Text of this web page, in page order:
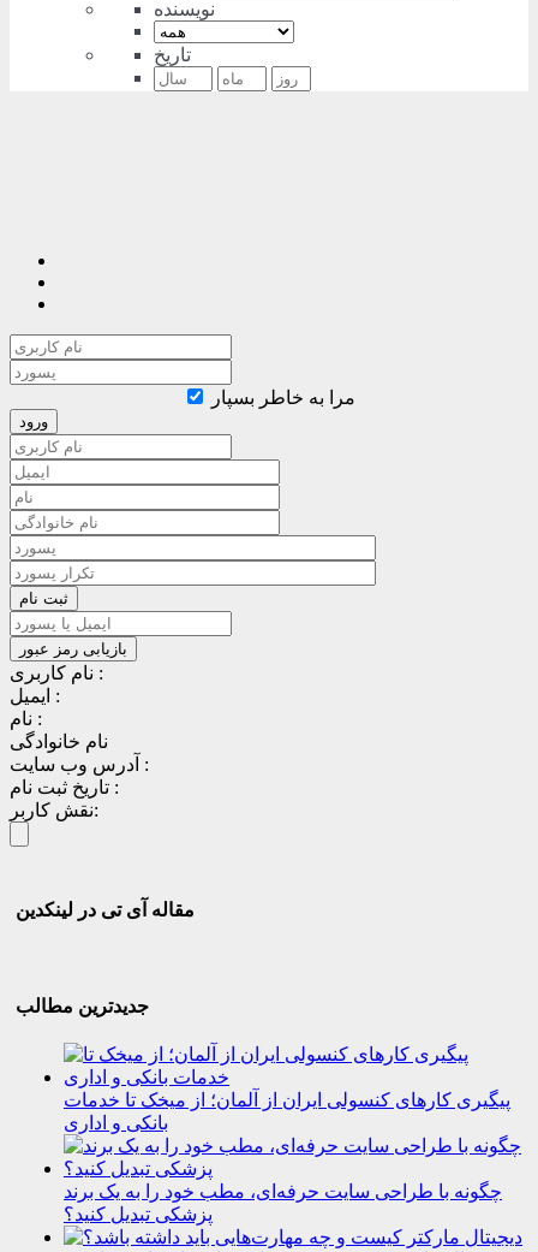
نویسنده
تاریخ
مرا به خاطر بسپار
نام کاربری :
ایمیل :
نام :
نام خانوادگی
آدرس وب سایت :
تاریخ ثبت نام :
نقش کاربر:
مقاله آی تی در لینکدین
جدیدترین مطالب
پیگیری کارهای کنسولی ایران از آلمان؛ از میخک تا خدمات
بانکی و اداری
چگونه با طراحی سایت حرفه‌ای، مطب خود را به یک برند
پزشکی تبدیل کنید؟